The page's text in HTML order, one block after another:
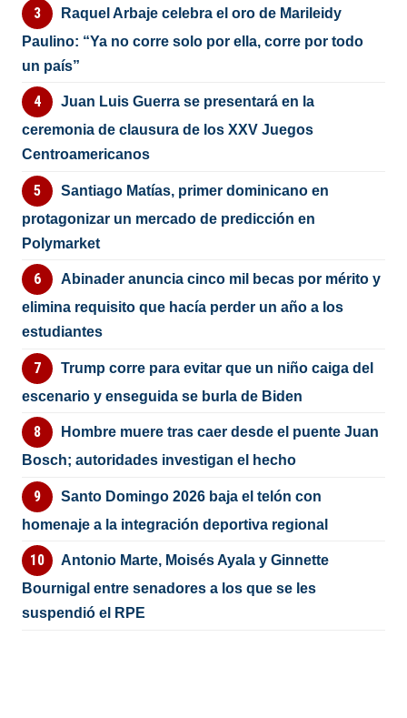
Raquel Arbaje celebra el oro de Marileidy
Paulino: “Ya no corre solo por ella, corre por todo
un país”
Juan Luis Guerra se presentará en la
ceremonia de clausura de los XXV Juegos
Centroamericanos
Santiago Matías, primer dominicano en
protagonizar un mercado de predicción en
Polymarket
Abinader anuncia cinco mil becas por mérito y
elimina requisito que hacía perder un año a los
estudiantes
Trump corre para evitar que un niño caiga del
escenario y enseguida se burla de Biden
Hombre muere tras caer desde el puente Juan
Bosch; autoridades investigan el hecho
Santo Domingo 2026 baja el telón con
homenaje a la integración deportiva regional
Antonio Marte, Moisés Ayala y Ginnette
Bournigal entre senadores a los que se les
suspendió el RPE